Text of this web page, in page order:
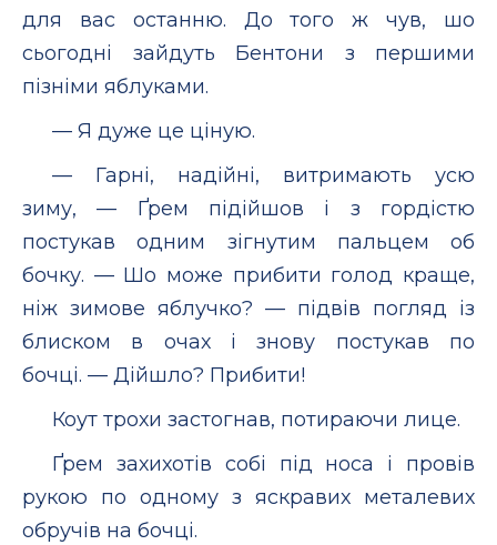
для вас останню. До того ж чув, шо
сьогодні зайдуть Бентони з першими
пізніми яблуками.
— Я дуже це ціную.
— Гарні, надійні, витримають усю
зиму, — Ґрем підійшов і з гордістю
постукав одним зігнутим пальцем об
бочку. — Шо може прибити голод краще,
ніж зимове яблучко? — підвів погляд із
блиском в очах і знову постукав по
бочці. — Ді­йшло? Прибити!
Коут трохи застогнав, потираючи лице.
Ґрем захихотів собі під носа і провів
рукою по одному з яскравих металевих
обручів на бочці.